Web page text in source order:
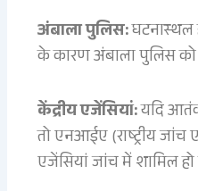
अंबाला पुलिस:घटनास्थल
के कारण अंबाला पुलिस को
केंद्रीय एजेंसियां:यदि
तो एनआईए (राष्ट्रीय
एजेंसियां जांच में शामिल